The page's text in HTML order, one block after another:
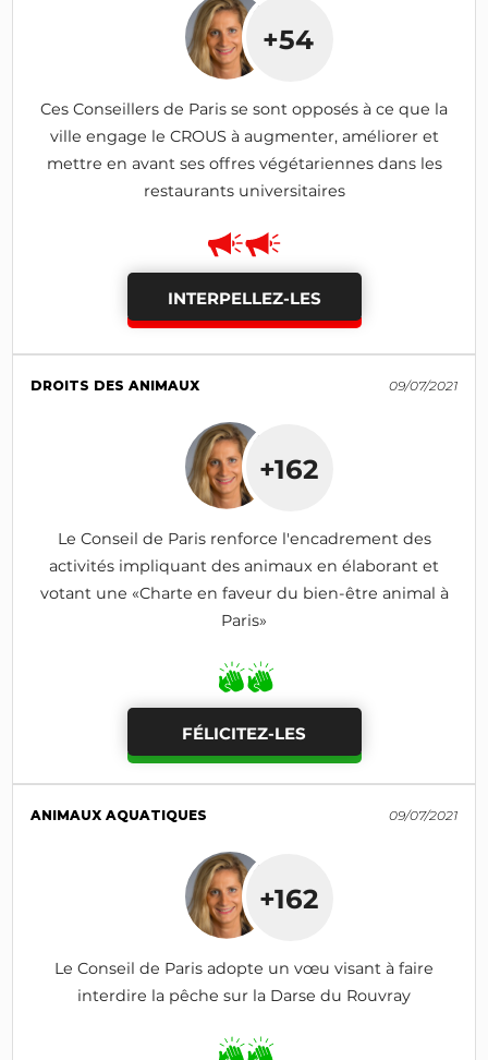
+54
Ces Conseillers de Paris se sont opposés à ce que la
ville engage le CROUS à augmenter, améliorer et
mettre en avant ses offres végétariennes dans les
restaurants universitaires
INTERPELLEZ-LES
DROITS DES ANIMAUX 09/07/2021
+162
Le Conseil de Paris renforce l'encadrement des
activités impliquant des animaux en élaborant et
votant une «Charte en faveur du bien-être animal à
Paris»
FÉLICITEZ-LES
ANIMAUX AQUATIQUES 09/07/2021
+162
Le Conseil de Paris adopte un vœu visant à faire
interdire la pêche sur la Darse du Rouvray